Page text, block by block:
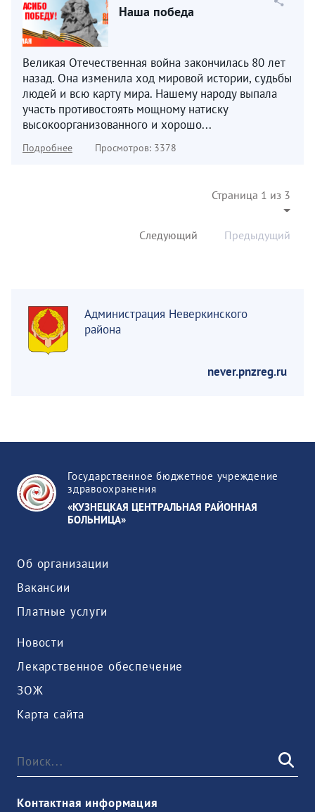
Наша победа
Великая Отечественная война закончилась 80 лет
назад. Она изменила ход мировой истории, судьбы
людей и всю карту мира. Нашему народу выпала
участь противостоять мощному натиску
высокоорганизованного и хорошо...
Подробнее Просмотров: 3378
Страница 1 из 3
Предыдущий
Следующий
Администрация Неверкинского
района
never.pnzreg.ru
Государственное бюджетное учреждение
здравоохранения
«КУЗНЕЦКАЯ ЦЕНТРАЛЬНАЯ РАЙОННАЯ
БОЛЬНИЦА»
Об организации
Вакансии
Платные услуги
Новости
Лекарственное обеспечение
ЗОЖ
Карта сайта
Контактная информация